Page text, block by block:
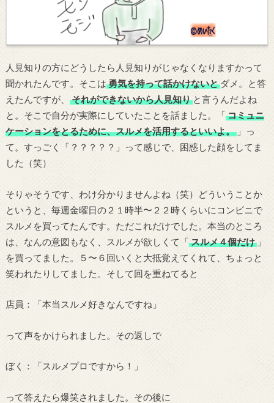
人見知りの方にどうしたら人見知りがじゃなくなりますかって
聞かれたんです。そこは 勇気を持って話かけないとダメ。と答
えたんですが、
それができないから人見知りと言うんだよね
と。そこで自分が実際にしていたことを話ました。「 コミュニ
ケーションをとるために、スルメを活用するといいよ。」っ
て。すっごく「？？？？？」って感じで、困惑した顔をしてま
した（笑）
そりゃそうです、わけ分かりませんよね（笑）どういうことか
というと、毎週金曜日の２１時半〜２２時くらいにコンビニで
スルメを買ってたんです。ただこれだけでした。本当のところ
は、なんの意図もなく、スルメが欲しくて「 スルメ４個だけ」
を買ってました。５〜６回いくと大抵覚えてくれて、ちょっと
笑われたりしてました。そして回を重ねてると
店員：「本当スルメ好きなんですね」
って声をかけられました。その返しで
ぼく：「スルメプロですから！」
って答えたら爆笑されました。その後に